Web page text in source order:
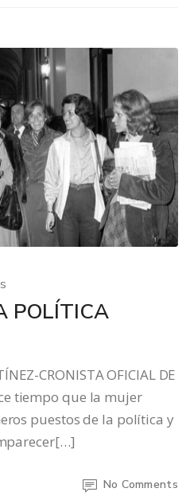
POLÍTICA
CRONISTA OFICIAL DE
tiempo que la mujer
puestos de la política y
No Comments